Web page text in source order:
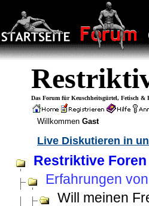
Das Forum für Keuschheitsgürtel, Fetisch &
Willkommen Gast
Live Diskutieren in
Restriktive Foren
Erfahrungen
Will meinen